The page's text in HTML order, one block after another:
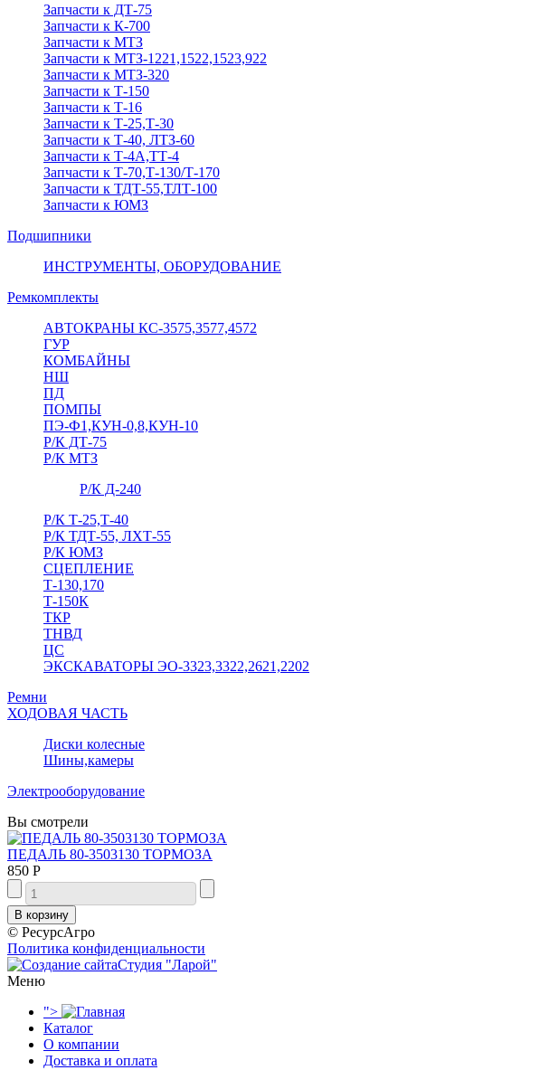
Запчасти к ДТ-75
Запчасти к К-700
Запчасти к МТЗ
Запчасти к МТЗ-1221,1522,1523,922
Запчасти к МТЗ-320
Запчасти к Т-150
Запчасти к Т-16
Запчасти к Т-25,Т-30
Запчасти к Т-40, ЛТЗ-60
Запчасти к Т-4А,ТТ-4
Запчасти к Т-70,Т-130/Т-170
Запчасти к ТДТ-55,ТЛТ-100
Запчасти к ЮМЗ
Подшипники
ИНСТРУМЕНТЫ, ОБОРУДОВАНИЕ
Ремкомплекты
АВТОКРАНЫ КС-3575,3577,4572
ГУР
КОМБАЙНЫ
НШ
ПД
ПОМПЫ
ПЭ-Ф1,КУН-0,8,КУН-10
Р/К ДТ-75
Р/К МТЗ
Р/К Д-240
Р/К Т-25,Т-40
Р/К ТДТ-55, ЛХТ-55
Р/К ЮМЗ
СЦЕПЛЕНИЕ
Т-130,170
Т-150К
ТКР
ТНВД
ЦС
ЭКСКАВАТОРЫ ЭО-3323,3322,2621,2202
Ремни
ХОДОВАЯ ЧАСТЬ
Диски колесные
Шины,камеры
Электрооборудование
Вы смотрели
ПЕДАЛЬ 80-3503130 ТОРМОЗА
850 Р
© РесурсАгро
Политика конфиденциальности
Студия "Ларой"
Меню
">
Каталог
О компании
Доставка и оплата